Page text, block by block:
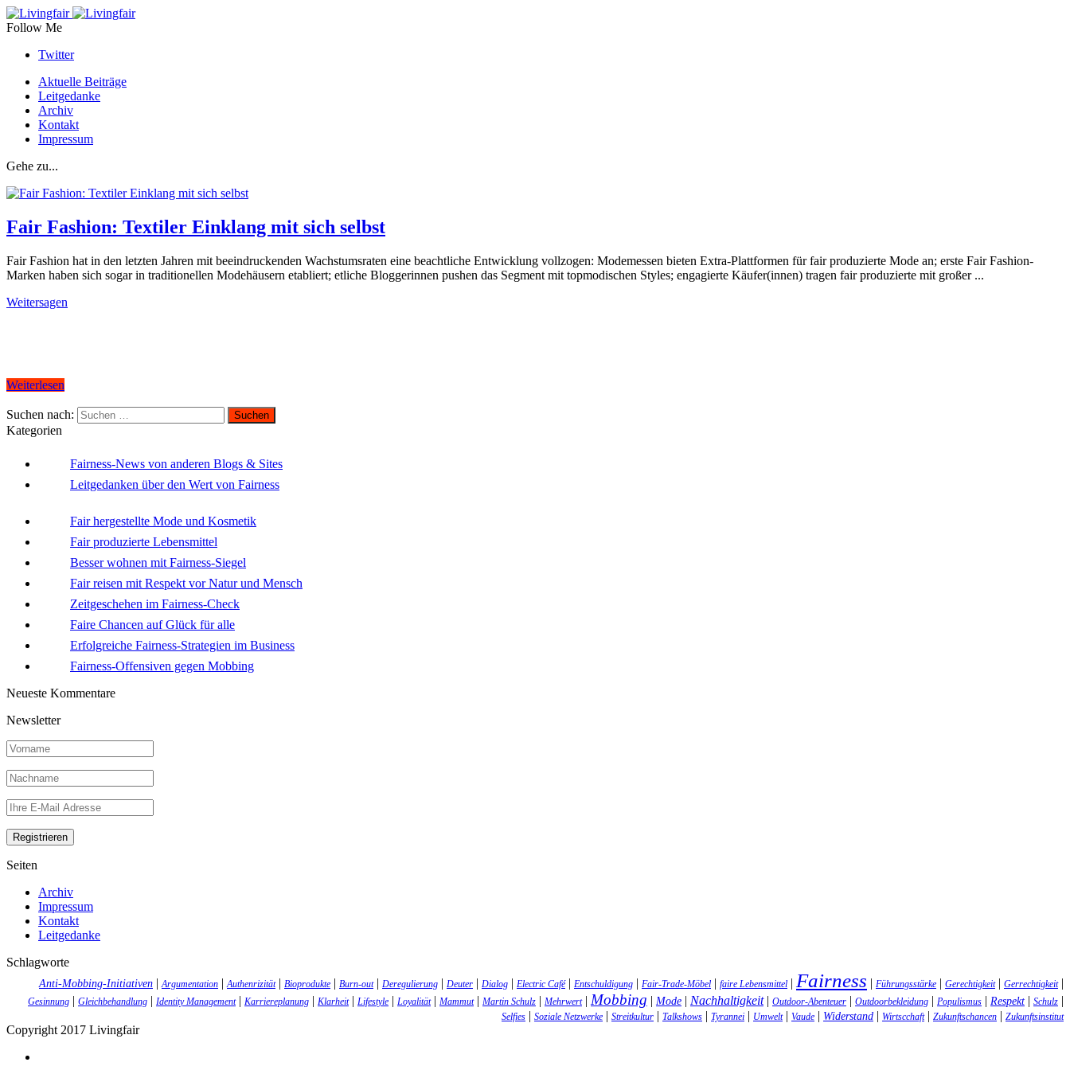
Follow Me
Twitter
Aktuelle Beiträge
Leitgedanke
Archiv
Kontakt
Impressum
Gehe zu...
Fair Fashion: Textiler Einklang mit sich selbst
Fair Fashion hat in den letzten Jahren mit beeindruckenden Wachstumsraten eine beachtliche Entwicklung vollzogen: Modemessen bieten Extra-Plattformen für fair produzierte Mode an; erste Fair Fashion-
Marken haben sich sogar in traditionellen Modehäusern etabliert; etliche Bloggerinnen pushen das Segment mit topmodischen Styles; engagierte Käufer(innen) tragen fair produzierte mit großer ...
Weitersagen
Weiterlesen
Suchen nach:
Kategorien
Fairness-News von anderen Blogs & Sites
Leitgedanken über den Wert von Fairness
Fair hergestellte Mode und Kosmetik
Fair produzierte Lebensmittel
Besser wohnen mit Fairness-Siegel
Fair reisen mit Respekt vor Natur und Mensch
Zeitgeschehen im Fairness-Check
Faire Chancen auf Glück für alle
Erfolgreiche Fairness-Strategien im Business
Fairness-Offensiven gegen Mobbing
Neueste Kommentare
Newsletter
Seiten
Archiv
Impressum
Kontakt
Leitgedanke
Schlagworte
Anti-Mobbing-Initiativen | Argumentation | Authenrizität| Bioprodukte | Burn-out| Deregulierung | Deuter | Dialog | Electric Café| Entschuldigung | Fair-Trade-Möbel | faire Lebensmittel | Fairness | Führungsstärke | Gerechtigkeit| Gerrechtigkeit|
Gesinnung | Gleichbehandlung | Identity Management| Karriereplanung | Klarheit| Lifestyle | Loyalität| Mammut| Martin Schulz | Mehrwert| Mobbing | Mode | Nachhaltigkeit| Outdoor-Abenteuer | Outdoorbekleidung | Populismus | Respekt | Schulz |
Selfies | Soziale Netzwerke | Streitkultur | Talkshows | Tyrannei | Umwelt| Vaude | Widerstand | Wirtscchaft| Zukunftschancen | Zukunftsinstitut
Copyright 2017 Livingfair